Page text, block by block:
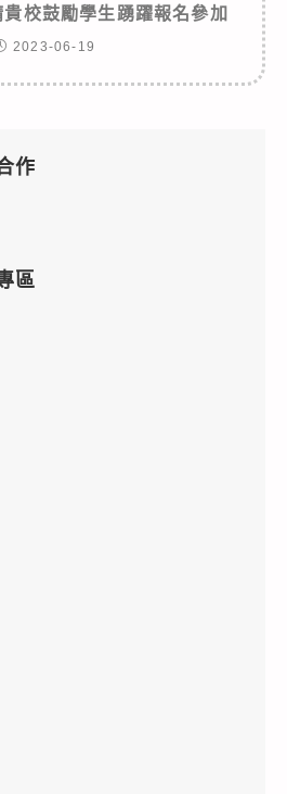
校鼓勵學生踴躍報名參加
2023-06-19
作
區